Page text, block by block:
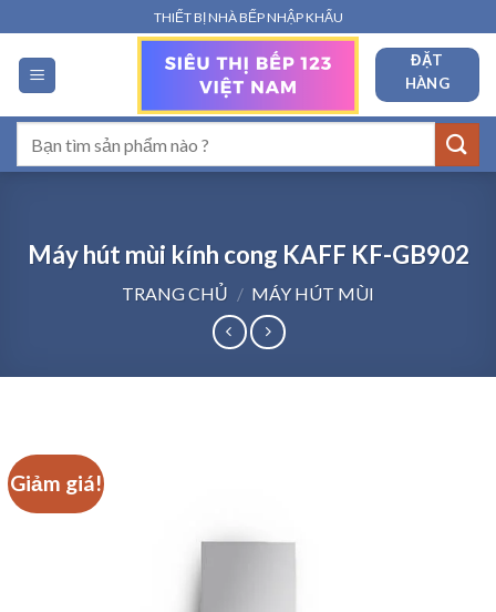
qua
nội
dung
THIẾT BỊ NHÀ BẾP NHẬP KHẨU
ĐẶT
HÀNG
kiếm:
Máy hút mùi kính cong KAFF KF-GB902
TRANG CHỦ / MÁY HÚT MÙI
Giảm giá!